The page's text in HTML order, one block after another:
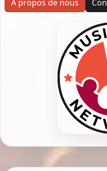
A propos de nous